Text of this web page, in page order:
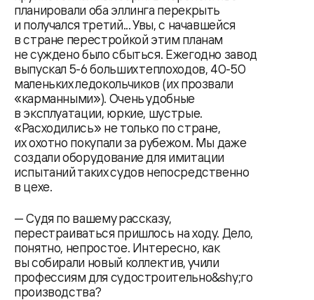
планировали оба эллинга перекрыть
и получался третий... Увы, с начавшейся
в стране перестройкой этим планам
не суждено было сбыться. Ежегодно завод
выпускал 5-6 больших теплоходов, 40-50
маленьких ледокольчиков (их прозвали
«карманными»). Очень удобные
в эксплуатации, юркие, шустрые.
«Расходились» не только по стране,
их охотно покупали за рубежом. Мы даже
создали оборудование для имитации
испытаний таких судов непосредственно
в цехе.
— Судя по вашему рассказу,
перестраиваться пришлось на ходу. Дело,
понятно, непростое. Интересно, как
вы собирали новый коллектив, учили
профессиям для судостроительно&shy;го
производства?